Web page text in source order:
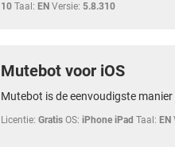
10 Taal: EN Versie: 5.8.310
Mutebot voor iOS
Mutebot is de eenvoudigste
Licentie: Gratis OS: iPhone iPad Taal: EN